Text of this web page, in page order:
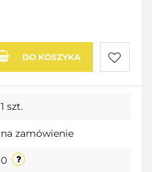
DO KOSZYKA
Do
1 szt.
na zamówienie
0